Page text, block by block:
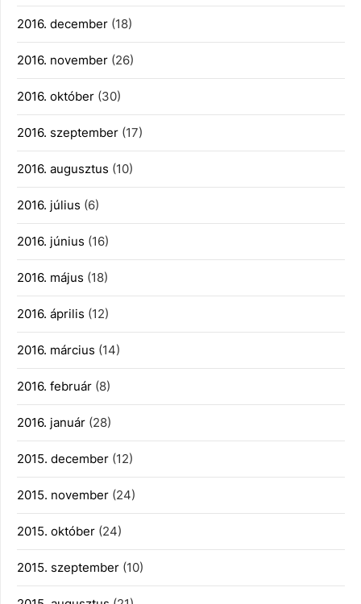
2016. december (18)
2016. november (26)
2016. október (30)
2016. szeptember (17)
2016. augusztus (10)
2016. július (6)
2016. június (16)
2016. május (18)
2016. április (12)
2016. március (14)
2016. február (8)
2016. január (28)
2015. december (12)
2015. november (24)
2015. október (24)
2015. szeptember (10)